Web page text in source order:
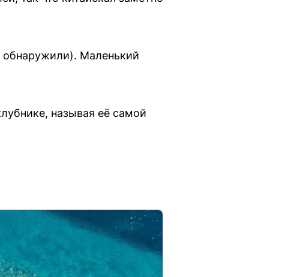
обнаружили). Маленький
называя её самой